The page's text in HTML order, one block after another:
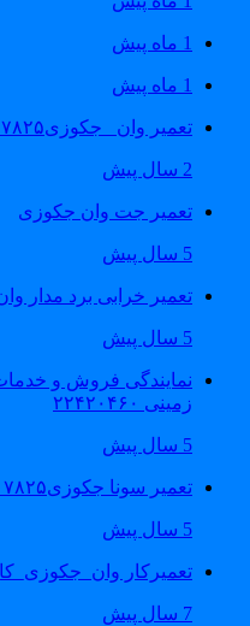
1 ماه پیش
1 ماه پیش
تعمیر وان _جکوزی۰۹۱۲۱۵۰۷۸۲۵
تعمیر جت وان جکوزی
تعمیر خرابی برد مدار وان
نمایندگی فروش و خدمات
زمینی ۲۲۴۲۰۴۶۰
تعمیر سونا جکوزی۰۹۱۲۱۵۰۷۸۲۵#| Sauna | Jacuzzi
تعمیرکار